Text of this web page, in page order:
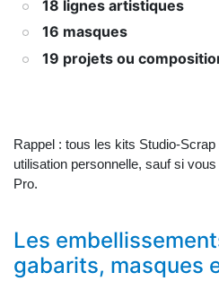
18 lignes artistiques
16 masques
19 projets ou
Rappel : tous les kits Studio-
utilisation personnelle, sauf si
Pro.
Les
gabarits, masques